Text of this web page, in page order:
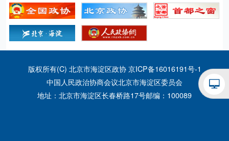
版权所有(C) 北京市海淀区政协 京ICP备16016191号-1
中国人民政治协商会议北京市海淀区委员会
地址：北京市海淀区长春桥路17号邮编：100089